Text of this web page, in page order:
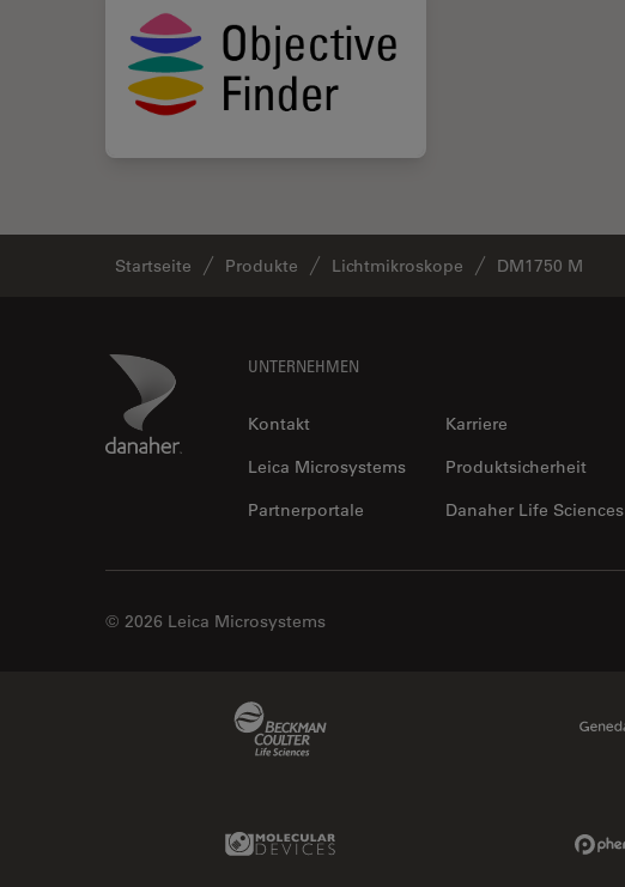
Startseite Produkte Lichtmikroskope DM1750 M
Danaher Logo UNTERNEHMEN
Kontakt
Karriere
Leica Microsystems
Produktsicherheit
Partnerportale
Danaher Life Sciences
© 2026 Leica Microsystems
Molecular Devices Link